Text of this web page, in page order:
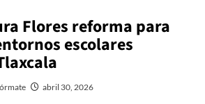
Flores reforma para
escolares
abril 30, 2026